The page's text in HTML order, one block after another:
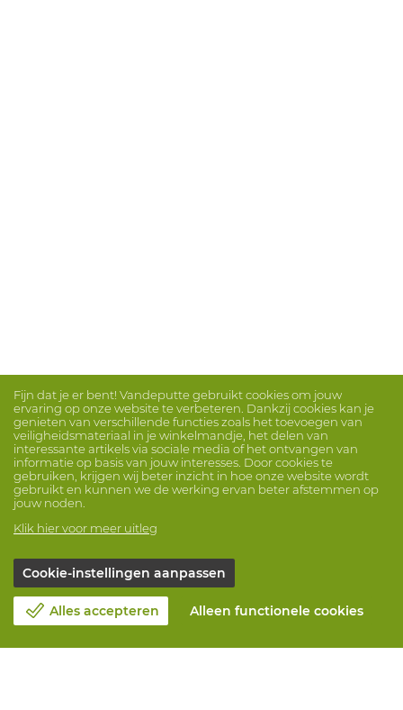
Fijn dat je er bent! Vandeputte gebruikt cookies om jouw
ervaring op onze website te verbeteren. Dankzij cookies kan je
genieten van verschillende functies zoals het toevoegen van
veiligheidsmateriaal in je winkelmandje, het delen van
interessante artikels via sociale media of het ontvangen van
informatie op basis van jouw interesses. Door cookies te
gebruiken, krijgen wij beter inzicht in hoe onze website wordt
gebruikt en kunnen we de werking ervan beter afstemmen op
jouw noden.
Klik hier voor meer uitleg
Cookie-instellingen aanpassen
Alles accepteren Alleen functionele cookies